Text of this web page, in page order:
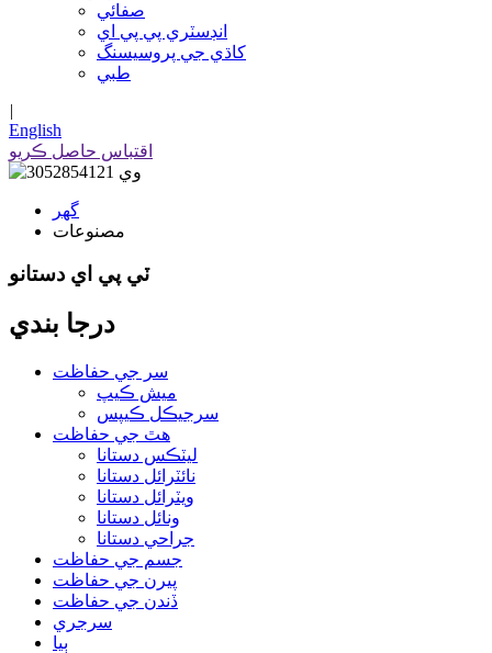
صفائي
انڊسٽري پي پي اي
کاڌي جي پروسيسنگ
طبي
|
English
اقتباس حاصل ڪريو
گھر
مصنوعات
ٽي پي اي دستانو
درجا بندي
سر جي حفاظت
ميش ڪيپ
سرجيڪل ڪيپس
هٿ جي حفاظت
ليٽڪس دستانا
نائٽرائل دستانا
ويٽرائل دستانا
ونائل دستانا
جراحي دستانا
جسم جي حفاظت
پيرن جي حفاظت
ڏندن جي حفاظت
سرجري
ٻيا